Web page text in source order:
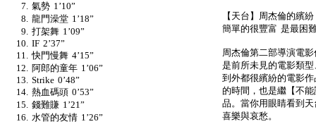
【天台】周杰倫的繽
簡單的很豐富 是最困
周杰倫第二部導演電
是前所未見的電影類
到外都很繽紛的電影
的時間，也是繼【不
品。當你用眼睛看到
喜樂與哀愁。
氣勢 1’10”
龍門澡堂 1’18”
打架舞 1’09”
IF 2’37”
快門慢舞 4’15”
阿郎的童年 1’06”
Strike 0’48”
熱血碼頭 0’53”
錢難賺 1’21”
水管的友情 1’26”